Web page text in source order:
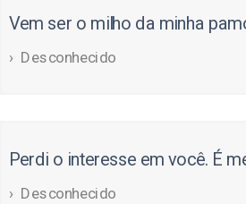
Vem ser o milho da minha
Desconhecido
Perdi o interesse em você. É
Desconhecido